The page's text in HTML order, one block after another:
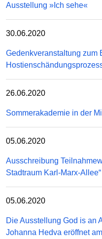
Ausstellung »Ich sehe«
30.06.2020
Gedenkveranstaltung zum
26.06.2020
Sommerakademie in der
05.06.2020
Ausschreibung
Stadtraum Karl-Marx-Allee“
05.06.2020
Die Ausstellung God is an
Johanna Hedva eröffnet